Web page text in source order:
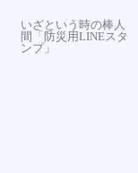
いざという時の棒人
間「防災用LINEスタ
ンプ」